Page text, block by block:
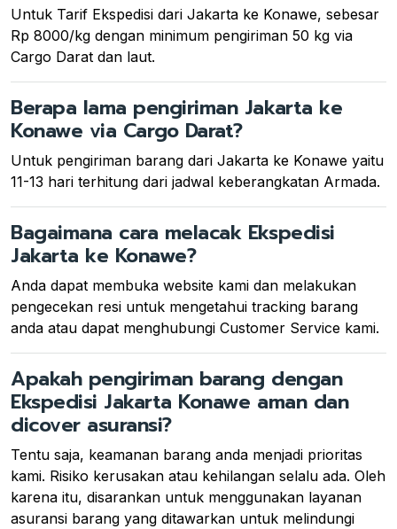
Untuk Tarif Ekspedisi dari Jakarta ke Konawe, sebesar
Rp 8000/kg dengan minimum pengiriman 50 kg via
Cargo Darat dan laut.
Berapa lama pengiriman Jakarta ke
Konawe via Cargo Darat?
Untuk pengiriman barang dari Jakarta ke Konawe yaitu
11-13 hari terhitung dari jadwal keberangkatan Armada.
Bagaimana cara melacak Ekspedisi
Jakarta ke Konawe?
Anda dapat membuka website kami dan melakukan
pengecekan resi untuk mengetahui tracking barang
anda atau dapat menghubungi Customer Service kami.
Apakah pengiriman barang dengan
Ekspedisi Jakarta Konawe aman dan
dicover asuransi?
Tentu saja, keamanan barang anda menjadi prioritas
kami. Risiko kerusakan atau kehilangan selalu ada. Oleh
karena itu, disarankan untuk menggunakan layanan
asuransi barang yang ditawarkan untuk melindungi